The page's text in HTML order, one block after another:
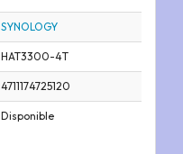
SYNOLOGY
HAT3300-4T
4711174725120
Disponible